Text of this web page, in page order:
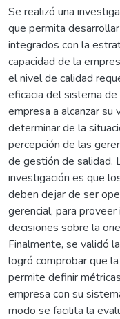
Se realizó una
que permita
integrados con la
capacidad de la
el nivel de calidad
eficacia del sistema
empresa a alcanzar su
determinar de la
percepción de las
de gestión de salidad.
investigación es que
deben dejar de ser
gerencial, para
decisiones sobre la
Finalmente, se validó
logró comprobar que
permite definir
empresa con su
modo se facilita la